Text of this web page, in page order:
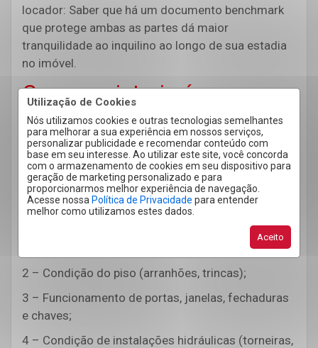
Utilização de Cookies
Nós utilizamos cookies e outras tecnologias semelhantes
para melhorar a sua experiência em nossos serviços,
personalizar publicidade e recomendar conteúdo com
base em seu interesse. Ao utilizar este site, você concorda
com o armazenamento de cookies em seu dispositivo para
geração de marketing personalizado e para
proporcionarmos melhor experiência de navegação.
Acesse nossa Política de Privacidade para entender
melhor como utilizamos estes dados.
Aceito
locador: Saber que há um documento benchmark
que protege ambas as partes dá maior
tranquilidade ao inquilino ao longo de sua estadia
no imóvel.
Como a vistoria é
realizada?
O processo de vistoria geralmente envolve uma
análise criteriosa de cada detalhe do imóvel. Aqui
estão alguns pontos que costumam ser avaliados
pelos profissionais:
1 – Estado das paredes e pintura (presença de
2 – Condição do piso (arranhões, trincas);
3 – Funcionamento de portas, janelas, fechaduras
e chaves;
4 – Condição de instalações hidráulicas (torneiras,